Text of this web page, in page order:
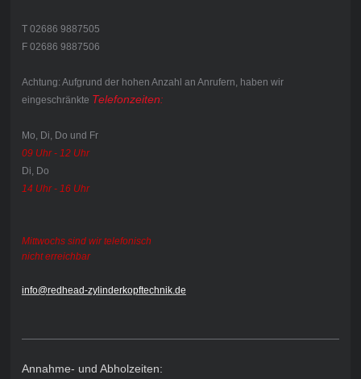
T 02686 9887505
F 02686 9887506
Achtung: Aufgrund der hohen Anzahl an Anrufern, haben wir
eingeschränkte Telefonzeiten:
Mo, Di, Do und Fr
09 Uhr - 12 Uhr
Di, Do
14 Uhr - 16 Uhr
Mittwochs sind wir telefonisch
nicht erreichbar
info@redhead-zylinderkopftechnik.de
Annahme- und Abholzeiten: